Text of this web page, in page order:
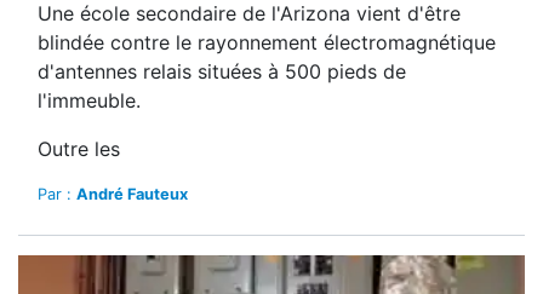
Une école secondaire de l'Arizona vient d'être
blindée contre le rayonnement électromagnétique
d'antennes relais situées à 500 pieds de
l'immeuble.
Outre les
Par : André Fauteux